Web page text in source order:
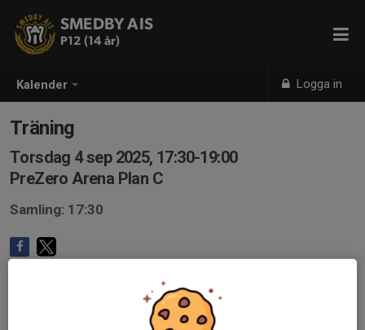
Kalender Logga in
SMEDBY AIS
P12 (14 år)
Träning
Torsdag 4 sep 2025, 17:30-19:00
PreZero Arena Plan C
Samling: 17:30